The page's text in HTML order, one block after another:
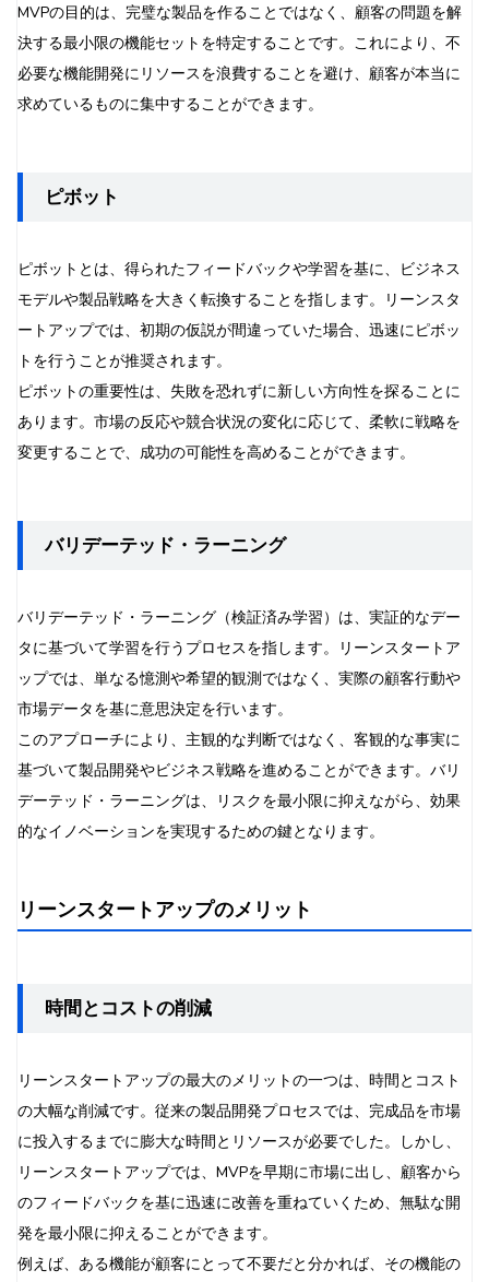
MVPの目的は、完璧な製品を作ることではなく、顧客の問題を解
決する最小限の機能セットを特定することです。これにより、不
必要な機能開発にリソースを浪費することを避け、顧客が本当に
求めているものに集中することができます。
ピボット
ピボットとは、得られたフィードバックや学習を基に、ビジネス
モデルや製品戦略を大きく転換することを指します。リーンスタ
ートアップでは、初期の仮説が間違っていた場合、迅速にピボッ
トを行うことが推奨されます。
ピボットの重要性は、失敗を恐れずに新しい方向性を探ることに
あります。市場の反応や競合状況の変化に応じて、柔軟に戦略を
変更することで、成功の可能性を高めることができます。
バリデーテッド・ラーニング
バリデーテッド・ラーニング（検証済み学習）は、実証的なデー
タに基づいて学習を行うプロセスを指します。リーンスタートア
ップでは、単なる憶測や希望的観測ではなく、実際の顧客行動や
市場データを基に意思決定を行います。
このアプローチにより、主観的な判断ではなく、客観的な事実に
基づいて製品開発やビジネス戦略を進めることができます。バリ
デーテッド・ラーニングは、リスクを最小限に抑えながら、効果
的なイノベーションを実現するための鍵となります。
リーンスタートアップのメリット
時間とコストの削減
リーンスタートアップの最大のメリットの一つは、時間とコスト
の大幅な削減です。従来の製品開発プロセスでは、完成品を市場
に投入するまでに膨大な時間とリソースが必要でした。しかし、
リーンスタートアップでは、MVPを早期に市場に出し、顧客から
のフィードバックを基に迅速に改善を重ねていくため、無駄な開
発を最小限に抑えることができます。
例えば、ある機能が顧客にとって不要だと分かれば、その機能の